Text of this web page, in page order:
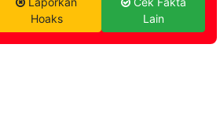
Hoaks
Lain